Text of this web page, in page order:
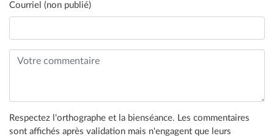
Courriel (non publié)
Respectez l'orthographe et la bienséance. Les commentaires
sont affichés après validation mais n'engagent que leurs